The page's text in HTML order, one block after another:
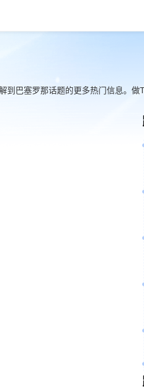
巴塞罗那话题的更多热门信息。做